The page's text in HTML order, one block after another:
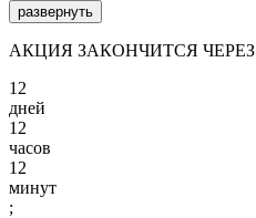
развернуть
АКЦИЯ ЗАКОНЧИТСЯ ЧЕРЕЗ
12
дней
12
часов
12
минут
;